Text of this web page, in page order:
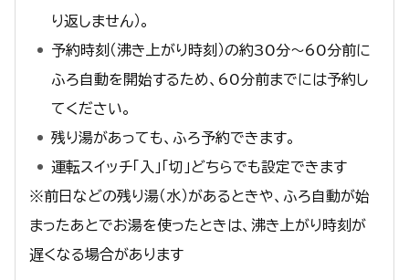
り返しません）。
予約時刻（沸き上がり時刻）の約30分～60分前に
ふろ自動を開始するため、60分前までには予約し
てください。
残り湯があっても、ふろ予約できます。
運転スイッチ「入」「切」どちらでも設定できます
※前日などの残り湯（水）があるときや、ふろ自動が始
まったあとでお湯を使ったときは、沸き上がり時刻が
遅くなる場合があります